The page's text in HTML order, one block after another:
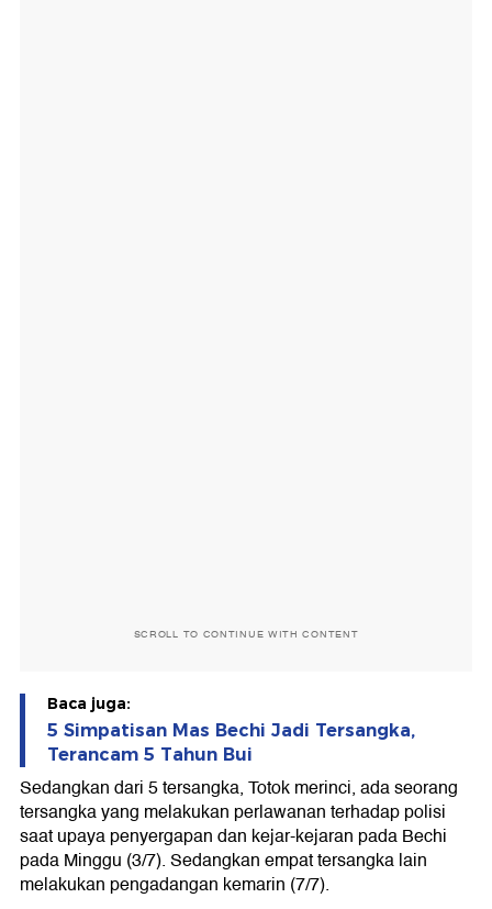
SCROLL TO CONTINUE WITH CONTENT
Baca juga:
5 Simpatisan Mas Bechi Jadi Tersangka,
Terancam 5 Tahun Bui
Sedangkan dari 5 tersangka, Totok merinci, ada seorang
tersangka yang melakukan perlawanan terhadap polisi
saat upaya penyergapan dan kejar-kejaran pada Bechi
pada Minggu (3/7). Sedangkan empat tersangka lain
melakukan pengadangan kemarin (7/7).